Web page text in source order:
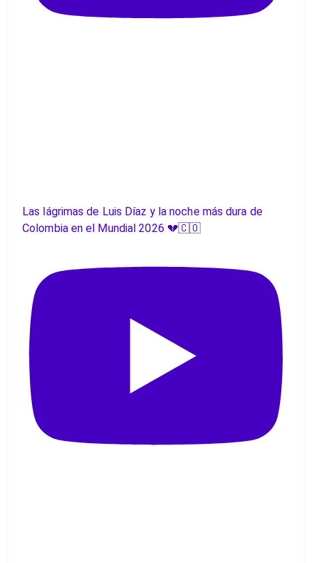
Las lágrimas de Luis Díaz y la noche más dura de
Colombia en el Mundial 2026 💔🇨🇴